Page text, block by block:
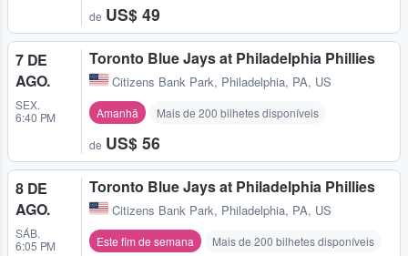
de US$ 49
7 DE
AGO.
SEX.
6:40 PM
Toronto Blue Jays at Philadelphia Phillies
Citizens Bank Park, Philadelphia, PA, US
Amanhã Mais de 200 bilhetes disponíveis
de US$ 56
8 DE
AGO.
SÁB.
6:05 PM
Toronto Blue Jays at Philadelphia Phillies
Citizens Bank Park, Philadelphia, PA, US
Este fim de semana Mais de 200 bilhetes disponíveis